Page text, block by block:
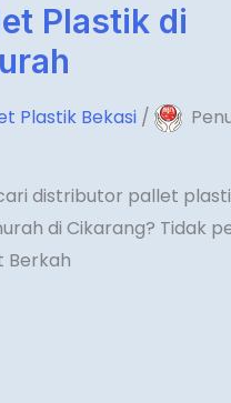
Plastik di
Plastik Bekasi/
distributor pallet
di Cikarang? Tidak
Berkah